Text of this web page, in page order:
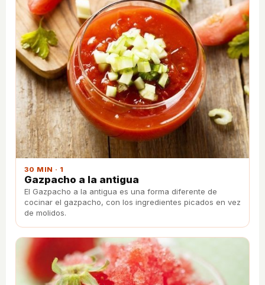
30 MIN · 1
Gazpacho a la antigua
El Gazpacho a la antigua es una forma diferente de
cocinar el gazpacho, con los ingredientes picados en vez
de molidos.